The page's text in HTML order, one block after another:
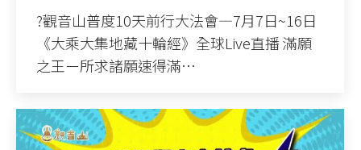
?觀音山普度10天前行大法會—7月7日~16日
《大乘大集地藏十輪經》全球Live直播 滿願
之王ー所求諸願速得滿…